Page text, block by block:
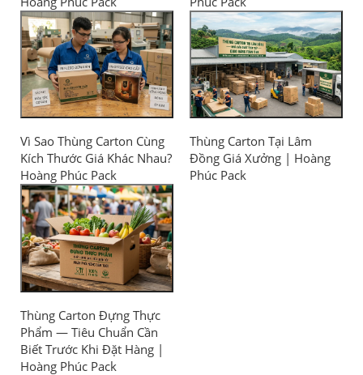
Vì Sao Thùng Carton Cùng
Kích Thước Giá Khác Nhau?
Hoàng Phúc Pack
Thùng Carton Tại Lâm
Đồng Giá Xưởng | Hoàng
Phúc Pack
Thùng Carton Đựng Thực
Phẩm — Tiêu Chuẩn Cần
Biết Trước Khi Đặt Hàng |
Hoàng Phúc Pack